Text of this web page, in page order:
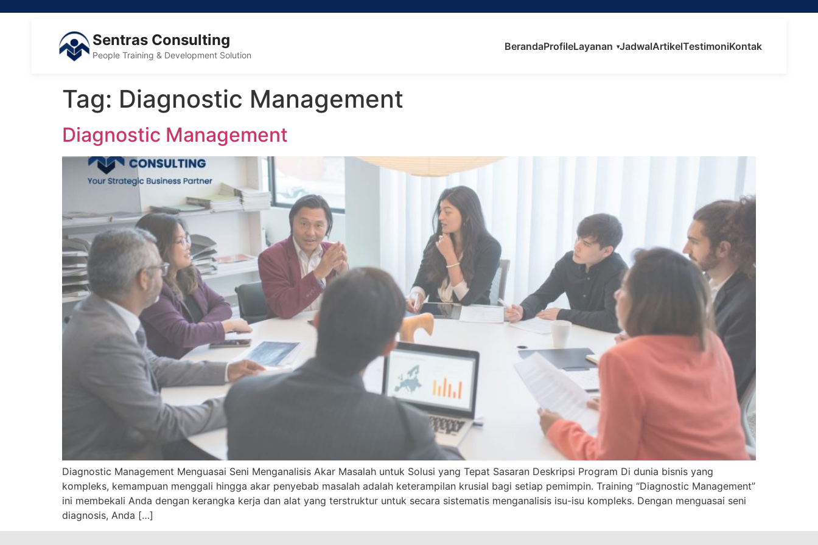
Sentras Consulting
People Training & Development Solution
BerandaProfileLayanan ▾JadwalArtikelTestimoniKontak
Tag: Diagnostic Management
Diagnostic Management
Diagnostic Management Menguasai Seni Menganalisis Akar Masalah untuk Solusi yang Tepat Sasaran Deskripsi Program Di dunia bisnis yang
kompleks, kemampuan menggali hingga akar penyebab masalah adalah keterampilan krusial bagi setiap pemimpin. Training “Diagnostic Management”
ini membekali Anda dengan kerangka kerja dan alat yang terstruktur untuk secara sistematis menganalisis isu-isu kompleks. Dengan menguasai seni
diagnosis, Anda […]